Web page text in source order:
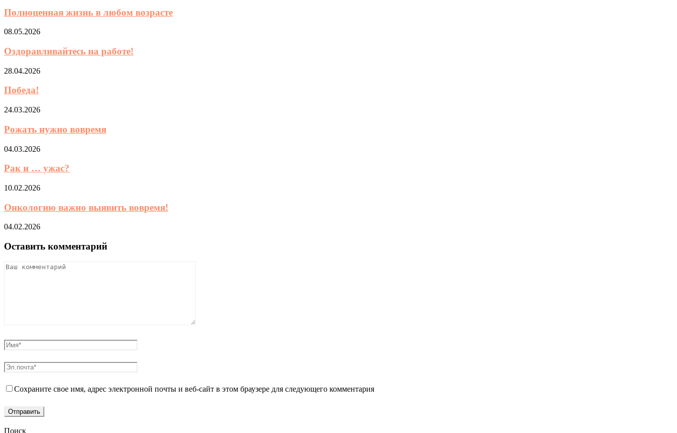
Полноценная жизнь в любом возрасте
08.05.2026
Оздоравливайтесь на работе!
28.04.2026
Победа!
24.03.2026
Рожать нужно вовремя
04.03.2026
Рак и … ужас?
10.02.2026
Онкологию важно выявить вовремя!
04.02.2026
Оставить комментарий
Сохраните свое имя, адрес электронной почты и веб-сайт в этом браузере для следующего комментария
Поиск